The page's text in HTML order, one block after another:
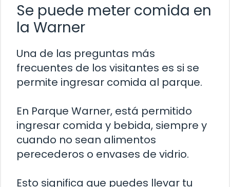
Se puede meter comida en
la Warner
Una de las preguntas más
frecuentes de los visitantes es si se
permite ingresar comida al parque.
En Parque Warner, está permitido
ingresar comida y bebida, siempre y
cuando no sean alimentos
perecederos o envases de vidrio.
Esto significa que puedes llevar tu